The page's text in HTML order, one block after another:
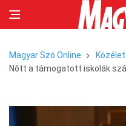
Magyar Szó Online Közélet
Nőtt a támogatott iskolák